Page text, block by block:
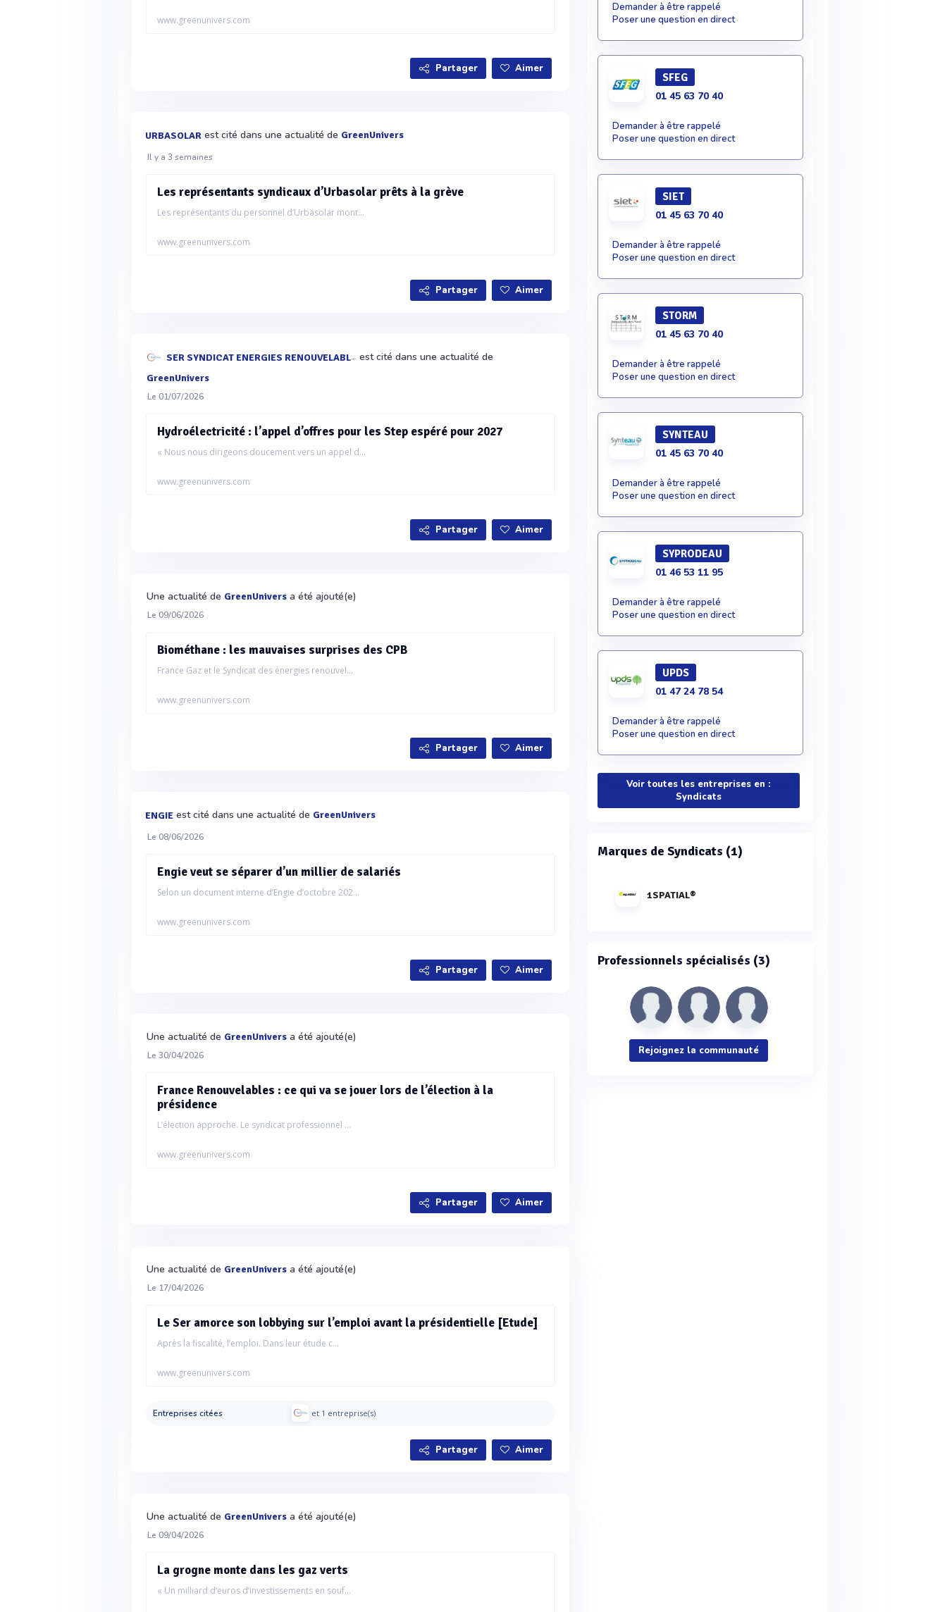
www.greenunivers.com
Partager Aimer
URBASOLAR est cité dans une actualité de GreenUnivers
Il y a 3 semaines
Les représentants syndicaux d’Urbasolar prêts à la grève
Les représentants du personnel d’Urbasolar mont...
www.greenunivers.com
Partager Aimer
SER SYNDICAT ENERGIES RENOUVELABLES est cité dans une actualité de
GreenUnivers
Le 01/07/2026
Hydroélectricité : l’appel d’offres pour les Step espéré pour 2027
« Nous nous dirigeons doucement vers un appel d...
www.greenunivers.com
Partager Aimer
Une actualité de GreenUnivers a été ajouté(e)
Le 09/06/2026
Biométhane : les mauvaises surprises des CPB
France Gaz et le Syndicat des énergies renouvel...
www.greenunivers.com
Partager Aimer
ENGIE est cité dans une actualité de GreenUnivers
Le 08/06/2026
Engie veut se séparer d’un millier de salariés
Selon un document interne d’Engie d’octobre 202...
www.greenunivers.com
Partager Aimer
Une actualité de GreenUnivers a été ajouté(e)
Le 30/04/2026
France Renouvelables : ce qui va se jouer lors de l’élection à la
présidence
L’élection approche. Le syndicat professionnel ...
www.greenunivers.com
Partager Aimer
Une actualité de GreenUnivers a été ajouté(e)
Le 17/04/2026
Le Ser amorce son lobbying sur l’emploi avant la présidentielle [Etude]
Après la fiscalité, l’emploi. Dans leur étude c...
www.greenunivers.com
Entreprises citées et 1 entreprise(s)
Partager Aimer
Une actualité de GreenUnivers a été ajouté(e)
Le 09/04/2026
La grogne monte dans les gaz verts
« Un milliard d’euros d’investissements en souf...
Demander à être rappelé
Poser une question en direct
SFEG
01 45 63 70 40
Demander à être rappelé
Poser une question en direct
SIET
01 45 63 70 40
Demander à être rappelé
Poser une question en direct
STORM
01 45 63 70 40
Demander à être rappelé
Poser une question en direct
SYNTEAU
01 45 63 70 40
Demander à être rappelé
Poser une question en direct
SYPRODEAU
01 46 53 11 95
Demander à être rappelé
Poser une question en direct
UPDS
01 47 24 78 54
Demander à être rappelé
Poser une question en direct
Voir toutes les entreprises en :
Syndicats
Marques de Syndicats (1)
1SPATIAL®
Professionnels spécialisés (3)
Rejoignez la communauté